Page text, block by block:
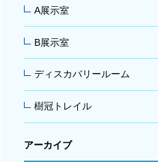
A展示室
B展示室
ディスカバリールーム
樹冠トレイル
アーカイブ